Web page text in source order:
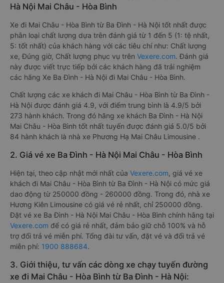
Hà Nội Mai Châu - Hòa Bình
Xe đi Mai Châu - Hòa Bình từ Ba Đình - Hà Nội tốt nhất được
phân loại chất lượng dựa trên đánh giá từ 1 đến 5 (1: tệ nhất,
5: tốt nhất) của khách hàng với các tiêu chí như: Chất lượng
xe, Đúng giờ, Chất lượng phục vụ trên Vexere.com. Đánh giá
này được viết trực tiếp bởi các khách hàng đã trải nghiệm
các hãng Xe Ba Đình - Hà Nội đi Mai Châu - Hòa Bình.
Chất lượng các xe khách đi Mai Châu - Hòa Bình từ Ba Đình -
Hà Nội được đánh giá 4.9, với điểm trung bình là 4.9/5 bởi
273 hành khách. Trong đó hãng xe khách Ba Đình - Hà Nội
Mai Châu - Hòa Bình tốt nhất tuyến được đánh giá 5.0/5 bởi
84 hành khách là nhà xe Phương Hạ Mai Châu Limousine .
2. Giá vé xe Ba Đình - Hà Nội Mai Châu - Hòa Bình
Hiện tại, theo cập nhật mới nhất của Vexere.com, giá vé xe
khách đi Mai Châu - Hòa Bình từ Ba Đình - Hà Nội có mức giá
dao động từ 250000 đồng - 260000 đồng. Trong đó, nhà xe
Hương Kiên Limousine có giá vé rẻ nhất, chỉ 250000 đồng.
Đặt vé xe Ba Đình - Hà Nội Mai Châu - Hòa Bình chính hãng tại
Vexere.com để có giá rẻ nhất, đảm bảo giữ chỗ 100% và hỗ
trợ đổi trả vé miễn phí. Tổng đài tư vấn, đặt vé và đổi trả vé
miễn phí: 1900 888684.
3. Giới thiệu, tư vấn các dòng xe chạy tuyến đường
xe đi Mai Châu - Hòa Bình từ Ba Đình - Hà Nội: